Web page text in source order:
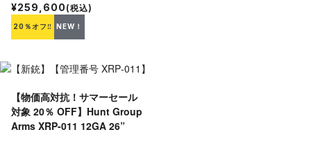
¥259,600 (税込)
20％オフ‼ NEW！
【物価高対抗！サマーセール
対象 20％ OFF】Hunt Group
Arms XRP-011 12GA 26”